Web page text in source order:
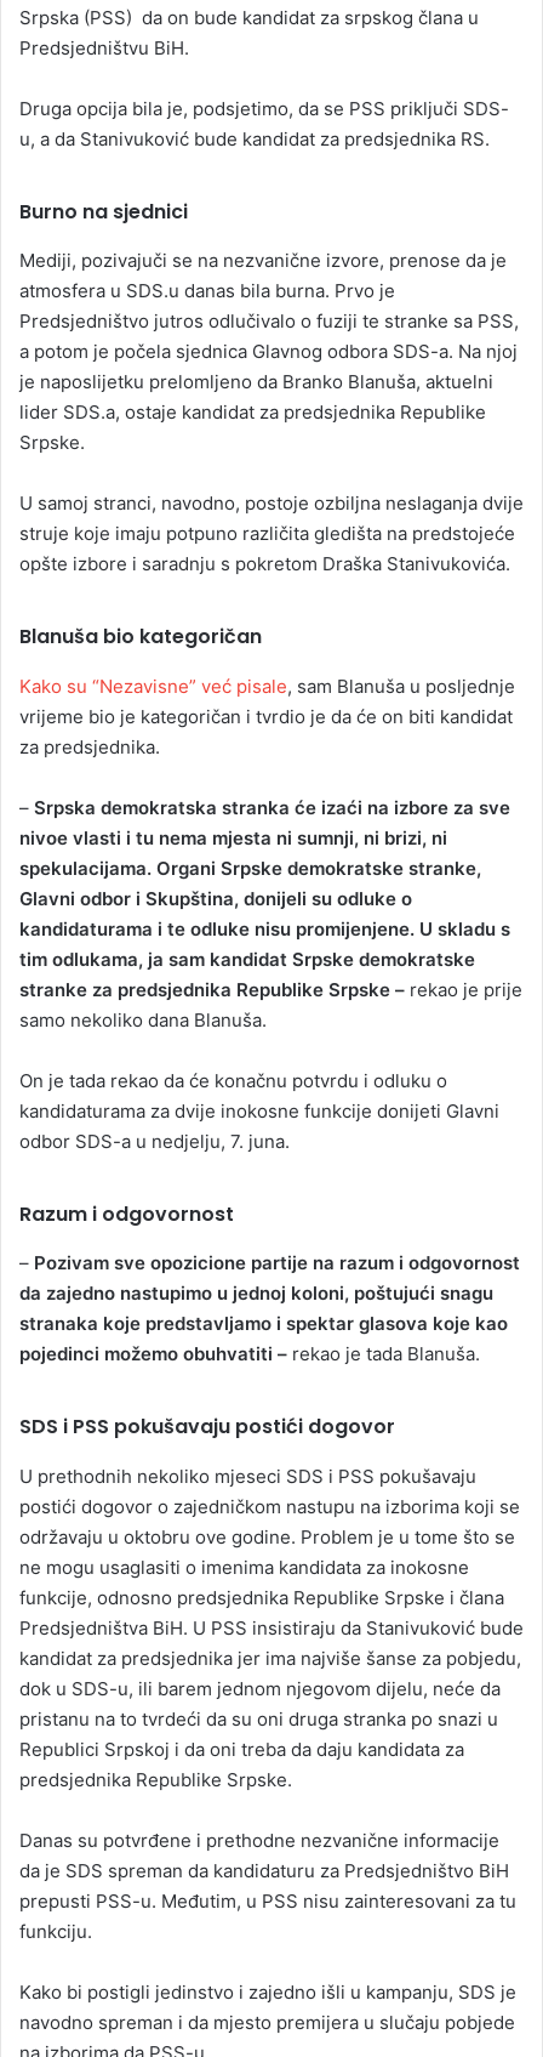
Srpska (PSS) da on bude kandidat za srpskog člana u
Predsjedništvu BiH.
Druga opcija bila je, podsjetimo, da se PSS priključi SDS-
u, a da Stanivuković bude kandidat za predsjednika RS.
Burno na sjednici
Mediji, pozivajuči se na nezvanične izvore, prenose da je
atmosfera u SDS.u danas bila burna. Prvo je
Predsjedništvo jutros odlučivalo o fuziji te stranke sa PSS,
a potom je počela sjednica Glavnog odbora SDS-a. Na njoj
je naposlijetku prelomljeno da Branko Blanuša, aktuelni
lider SDS.a, ostaje kandidat za predsjednika Republike
Srpske.
U samoj stranci, navodno, postoje ozbiljna neslaganja dvije
struje koje imaju potpuno različita gledišta na predstojeće
opšte izbore i saradnju s pokretom Draška Stanivukovića.
Blanuša bio kategoričan
Kako su “Nezavisne” već pisale, sam Blanuša u posljednje
vrijeme bio je kategoričan i tvrdio je da će on biti kandidat
za predsjednika.
– Srpska demokratska stranka će izaći na izbore za sve
nivoe vlasti i tu nema mjesta ni sumnji, ni brizi, ni
spekulacijama. Organi Srpske demokratske stranke,
Glavni odbor i Skupština, donijeli su odluke o
kandidaturama i te odluke nisu promijenjene. U skladu s
tim odlukama, ja sam kandidat Srpske demokratske
stranke za predsjednika Republike Srpske – rekao je prije
samo nekoliko dana Blanuša.
On je tada rekao da će konačnu potvrdu i odluku o
kandidaturama za dvije inokosne funkcije donijeti Glavni
odbor SDS-a u nedjelju, 7. juna.
Razum i odgovornost
– Pozivam sve opozicione partije na razum i odgovornost
da zajedno nastupimo u jednoj koloni, poštujući snagu
stranaka koje predstavljamo i spektar glasova koje kao
pojedinci možemo obuhvatiti – rekao je tada Blanuša.
SDS i PSS pokušavaju postići dogovor
U prethodnih nekoliko mjeseci SDS i PSS pokušavaju
postići dogovor o zajedničkom nastupu na izborima koji se
održavaju u oktobru ove godine. Problem je u tome što se
ne mogu usaglasiti o imenima kandidata za inokosne
funkcije, odnosno predsjednika Republike Srpske i člana
Predsjedništva BiH. U PSS insistiraju da Stanivuković bude
kandidat za predsjednika jer ima najviše šanse za pobjedu,
dok u SDS-u, ili barem jednom njegovom dijelu, neće da
pristanu na to tvrdeći da su oni druga stranka po snazi u
Republici Srpskoj i da oni treba da daju kandidata za
predsjednika Republike Srpske.
Danas su potvrđene i prethodne nezvanične informacije
da je SDS spreman da kandidaturu za Predsjedništvo BiH
prepusti PSS-u. Međutim, u PSS nisu zainteresovani za tu
funkciju.
Kako bi postigli jedinstvo i zajedno išli u kampanju, SDS je
navodno spreman i da mjesto premijera u slučaju pobjede